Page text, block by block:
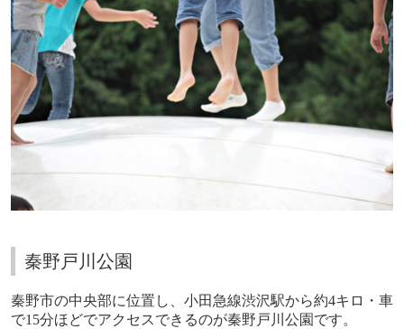
秦野戸川公園
秦野市の中央部に位置し、小田急線渋沢駅から約4キロ・車
で15分ほどでアクセスできるのが秦野戸川公園です。